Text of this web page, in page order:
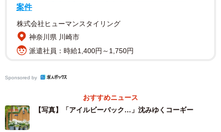
フォトスポットで笑顔を見せる神楽ちゃん（画像提供：コーギーの神楽
案件
株式会社ヒューマンスタイリング
神奈川県 川崎市
派遣社員：時給1,400円～1,750円
Sponsored by
おすすめニュース
【写真】「アイルビーバック…」沈みゆくコーギー